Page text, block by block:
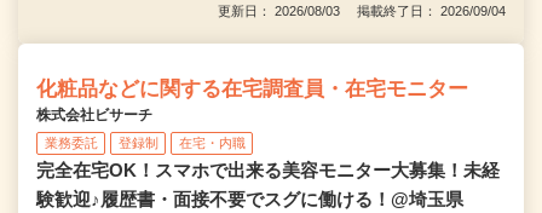
更新日： 2026/08/03 掲載終了日： 2026/09/04
化粧品などに関する在宅調査員・在宅モニター
株式会社ビサーチ
業務委託 登録制 在宅・内職
完全在宅OK！スマホで出来る美容モニター大募集！未経
験歓迎♪履歴書・面接不要でスグに働ける！@埼玉県